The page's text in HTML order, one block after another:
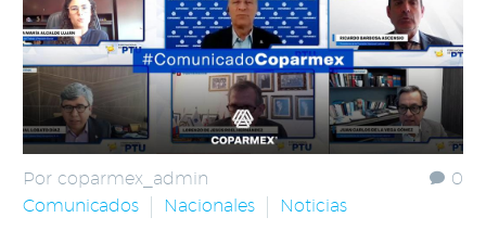
0
Por coparmex_admin
Comunicados
Nacionales Noticias